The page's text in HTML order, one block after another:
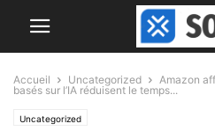
Accueil Uncategorized
Amazon
basés sur l’IA réduisent le temps...
Uncategorized